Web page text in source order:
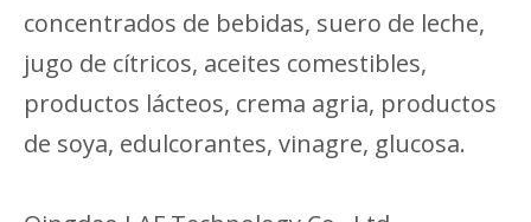
concentrados de bebidas, suero de leche,
jugo de cítricos, aceites comestibles,
productos lácteos, crema agria, productos
de soya, edulcorantes, vinagre, glucosa.